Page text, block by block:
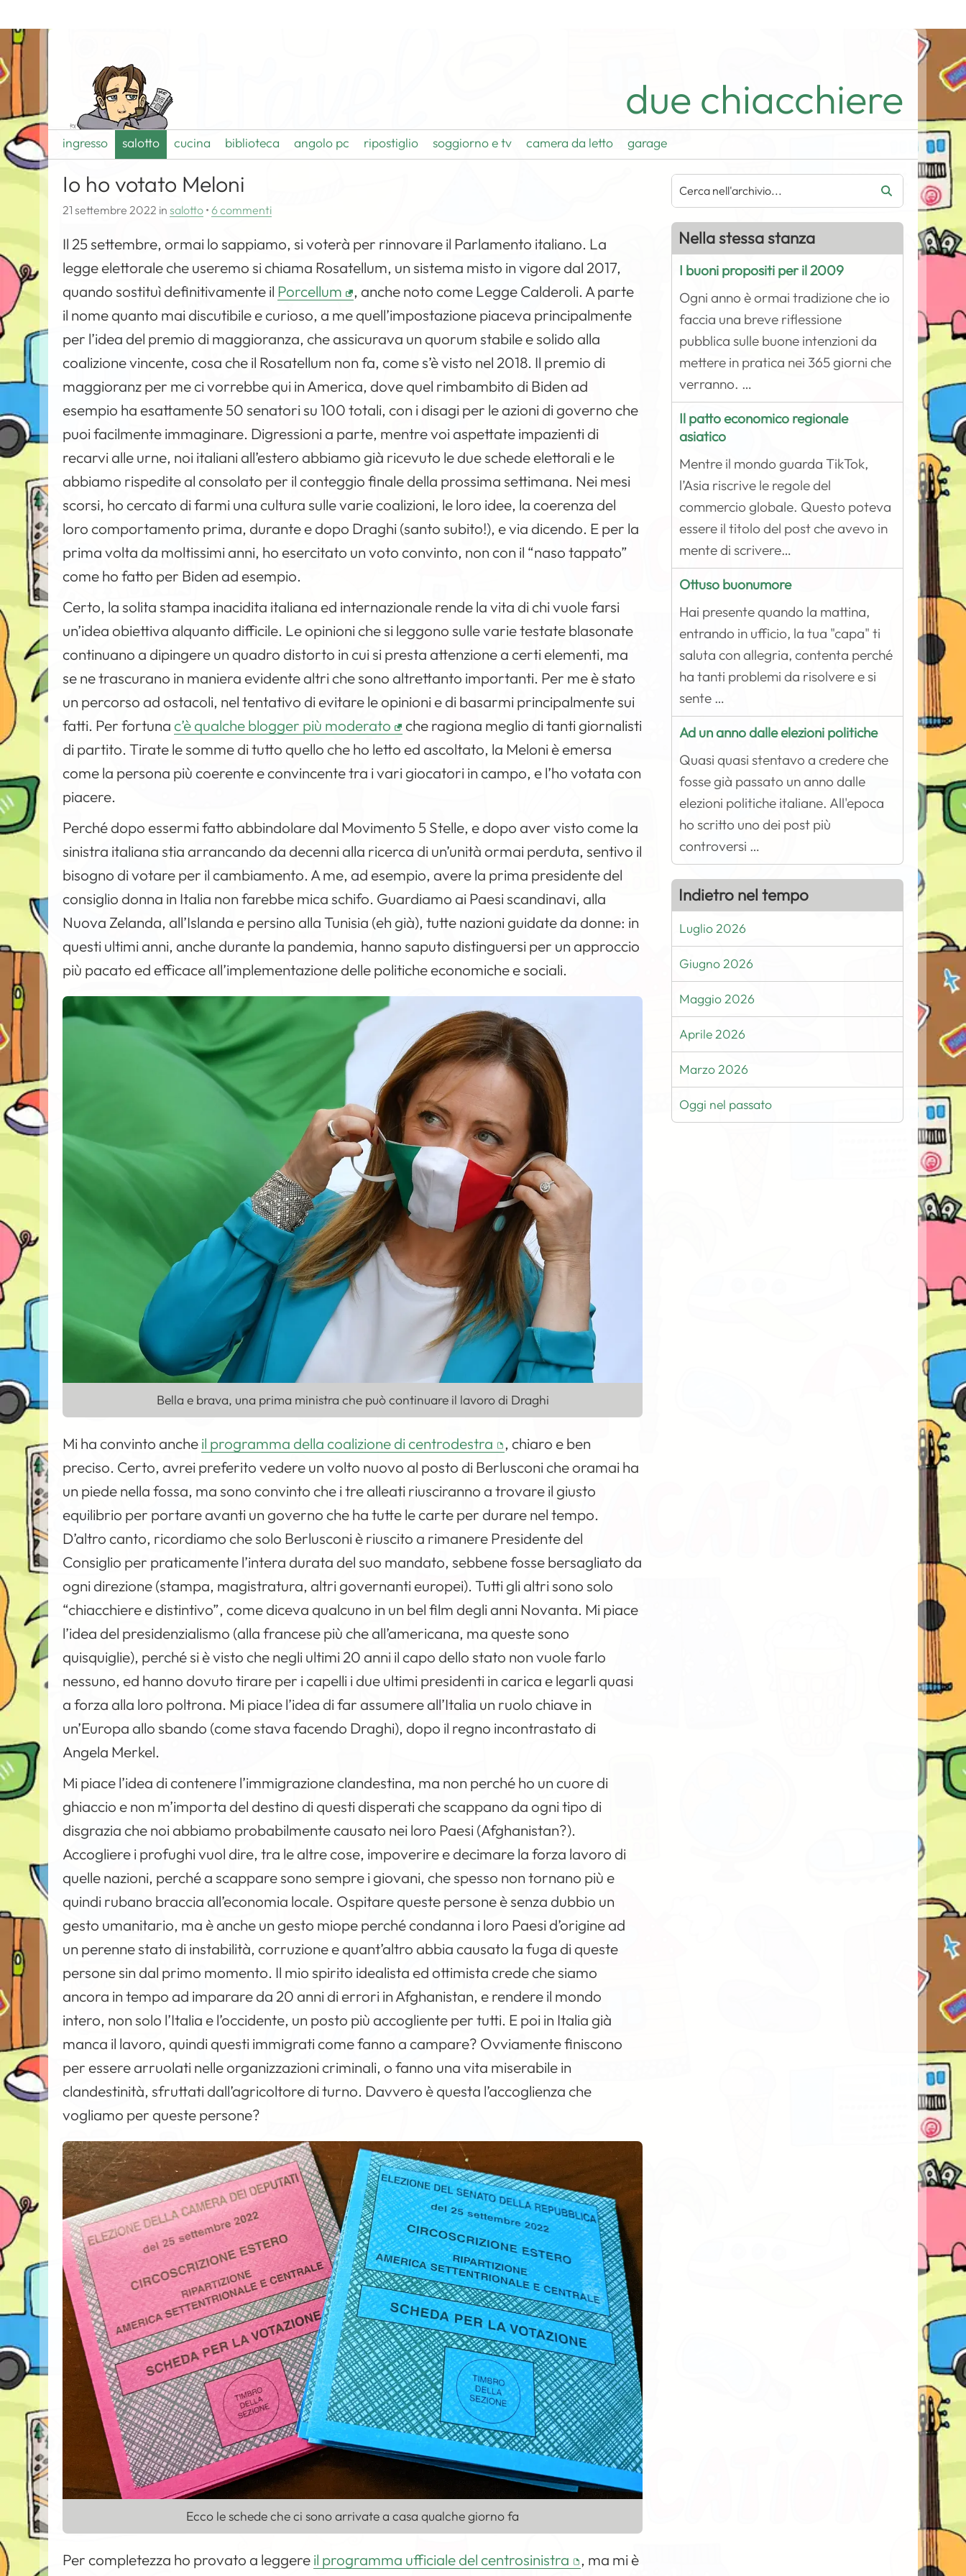
due chiacchiere
ingresso salotto cucina biblioteca angolo pc ripostiglio soggiorno e tv camera da letto garage
Io ho votato Meloni
21 settembre 2022 insalotto • 6 commenti
Il 25 settembre, ormai lo sappiamo, si voterà per rinnovare il Parlamento italiano. La
legge elettorale che useremo si chiama Rosatellum, un sistema misto in vigore dal 2017,
quando sostituì definitivamente il Porcellum
, anche noto come Legge Calderoli. A parte
il nome quanto mai discutibile e curioso, a me quell’impostazione piaceva principalmente
per l’idea del premio di maggioranza, che assicurava un quorum stabile e solido alla
coalizione vincente, cosa che il Rosatellum non fa, come s’è visto nel 2018. Il premio di
maggioranz per me ci vorrebbe qui in America, dove quel rimbambito di Biden ad
esempio ha esattamente 50 senatori su 100 totali, con i disagi per le azioni di governo che
puoi facilmente immaginare. Digressioni a parte, mentre voi aspettate impazienti di
recarvi alle urne, noi italiani all’estero abbiamo già ricevuto le due schede elettorali e le
abbiamo rispedite al consolato per il conteggio finale della prossima settimana. Nei mesi
scorsi, ho cercato di farmi una cultura sulle varie coalizioni, le loro idee, la coerenza del
loro comportamento prima, durante e dopo Draghi (santo subito!), e via dicendo. E per la
prima volta da moltissimi anni, ho esercitato un voto convinto, non con il “naso tappato”
come ho fatto per Biden ad esempio.
Certo, la solita stampa inacidita italiana ed internazionale rende la vita di chi vuole farsi
un’idea obiettiva alquanto difficile. Le opinioni che si leggono sulle varie testate blasonate
continuano a dipingere un quadro distorto in cui si presta attenzione a certi elementi, ma
se ne trascurano in maniera evidente altri che sono altrettanto importanti. Per me è stato
un percorso ad ostacoli, nel tentativo di evitare le opinioni e di basarmi principalmente sui
fatti. Per fortunac’è qualche blogger più moderato
che ragiona meglio di tanti giornalisti
di partito. Tirate le somme di tutto quello che ho letto ed ascoltato, la Meloni è emersa
come la persona più coerente e convincente tra i vari giocatori in campo, e l’ho votata con
piacere.
Perché dopo essermi fatto abbindolare dal Movimento 5 Stelle, e dopo aver visto come la
sinistra italiana stia arrancando da decenni alla ricerca di un’unità ormai perduta, sentivo il
bisogno di votare per il cambiamento. A me, ad esempio, avere la prima presidente del
consiglio donna in Italia non farebbe mica schifo. Guardiamo ai Paesi scandinavi, alla
Nuova Zelanda, all’Islanda e persino alla Tunisia (eh già), tutte nazioni guidate da donne: in
questi ultimi anni, anche durante la pandemia, hanno saputo distinguersi per un approccio
più pacato ed efficace all’implementazione delle politiche economiche e sociali.
Bella e brava, una prima ministra che può continuare il lavoro di Draghi
Mi ha convinto ancheil programma della coalizione di centrodestra
, chiaro e ben
preciso. Certo, avrei preferito vedere un volto nuovo al posto di Berlusconi che oramai ha
un piede nella fossa, ma sono convinto che i tre alleati riusciranno a trovare il giusto
equilibrio per portare avanti un governo che ha tutte le carte per durare nel tempo.
D’altro canto, ricordiamo che solo Berlusconi è riuscito a rimanere Presidente del
Consiglio per praticamente l’intera durata del suo mandato, sebbene fosse bersagliato da
ogni direzione (stampa, magistratura, altri governanti europei). Tutti gli altri sono solo
“chiacchiere e distintivo”, come diceva qualcuno in un bel film degli anni Novanta. Mi piace
l’idea del presidenzialismo (alla francese più che all’americana, ma queste sono
quisquiglie), perché si è visto che negli ultimi 20 anni il capo dello stato non vuole farlo
nessuno, ed hanno dovuto tirare per i capelli i due ultimi presidenti in carica e legarli quasi
a forza alla loro poltrona. Mi piace l’idea di far assumere all’Italia un ruolo chiave in
un’Europa allo sbando (come stava facendo Draghi), dopo il regno incontrastato di
Angela Merkel.
Mi piace l’idea di contenere l’immigrazione clandestina, ma non perché ho un cuore di
ghiaccio e non m’importa del destino di questi disperati che scappano da ogni tipo di
disgrazia che noi abbiamo probabilmente causato nei loro Paesi (Afghanistan?).
Accogliere i profughi vuol dire, tra le altre cose, impoverire e decimare la forza lavoro di
quelle nazioni, perché a scappare sono sempre i giovani, che spesso non tornano più e
quindi rubano braccia all’economia locale. Ospitare queste persone è senza dubbio un
gesto umanitario, ma è anche un gesto miope perché condanna i loro Paesi d’origine ad
un perenne stato di instabilità, corruzione e quant’altro abbia causato la fuga di queste
persone sin dal primo momento. Il mio spirito idealista ed ottimista crede che siamo
ancora in tempo ad imparare da 20 anni di errori in Afghanistan, e rendere il mondo
intero, non solo l’Italia e l’occidente, un posto più accogliente per tutti. E poi in Italia già
manca il lavoro, quindi questi immigrati come fanno a campare? Ovviamente finiscono
per essere arruolati nelle organizzazioni criminali, o fanno una vita miserabile in
clandestinità, sfruttati dall’agricoltore di turno. Davvero è questa l’accoglienza che
vogliamo per queste persone?
Ecco le schede che ci sono arrivate a casa qualche giorno fa
Per completezza ho provato a leggereil programma ufficiale del centrosinistra
, ma mi è
Nella stessa stanza
I buoni propositi per il 2009
Ogni anno è ormai tradizione che io
faccia una breve riflessione
pubblica sulle buone intenzioni da
mettere in pratica nei 365 giorni che
verranno. …
Il patto economico regionale
asiatico
Mentre il mondo guarda TikTok,
l’Asia riscrive le regole del
commercio globale. Questo poteva
essere il titolo del post che avevo in
mente di scrivere…
Ottuso buonumore
Hai presente quando la mattina,
entrando in ufficio, la tua "capa" ti
saluta con allegria, contenta perché
ha tanti problemi da risolvere e si
sente …
Ad un anno dalle elezioni politiche
Quasi quasi stentavo a credere che
fosse già passato un anno dalle
elezioni politiche italiane. All'epoca
ho scritto uno dei post più
controversi …
Indietro nel tempo
Luglio 2026
Giugno 2026
Maggio 2026
Aprile 2026
Marzo 2026
Oggi nel passato